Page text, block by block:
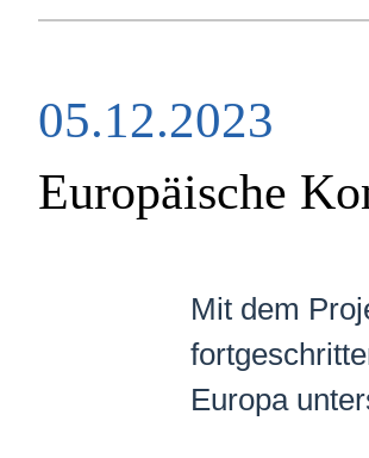
05.12.2023
Europäische
Mit dem
Europa